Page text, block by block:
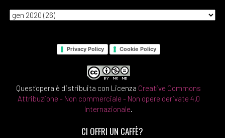
Privacy Policy Cookie Policy
Quest'opera è distribuita con Licenza Creative Commons
Attribuzione - Non commerciale - Non opere derivate 4.0
Internazionale.
CI OFFRI UN CAFFÈ?